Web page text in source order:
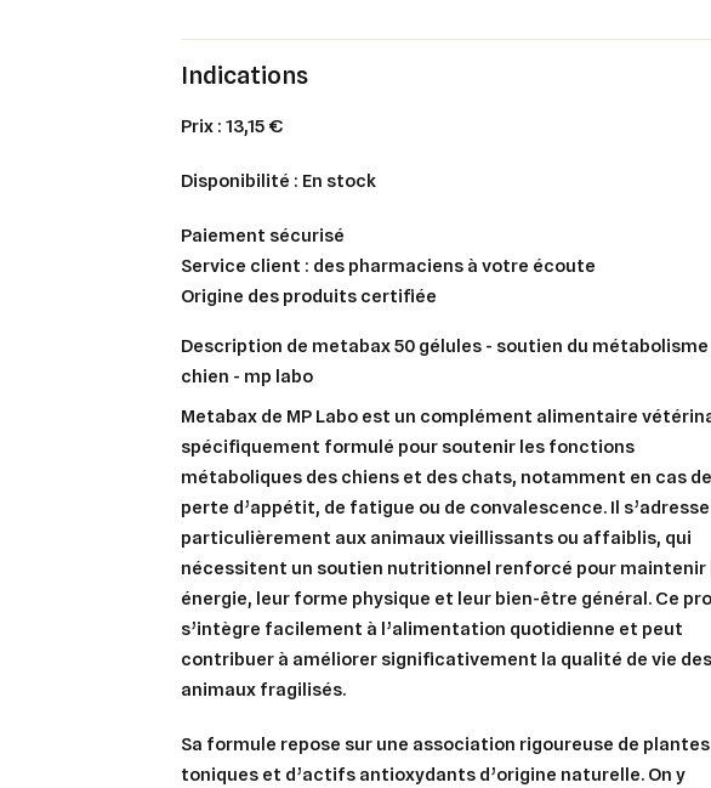
Indications
Prix : 13,15 €
Disponibilité : En stock
Paiement sécurisé
Service client : des pharmaciens à votre écoute
Origine des produits certifiée
description de metabax 50 gélules - soutien du métabolisme du
chien - mp labo
Metabax de MP Labo est un complément alimentaire
spécifiquement formulé pour soutenir les fonctions
métaboliques des chiens et des chats, notamment en cas de
perte d’appétit, de fatigue ou de convalescence. Il
particulièrement aux animaux vieillissants ou affaiblis, qui
nécessitent un soutien nutritionnel renforcé pour maintenir
énergie, leur forme physique et leur bien-être général. Ce
s’intègre facilement à l’alimentation quotidienne et peut
contribuer à améliorer significativement la qualité de vie des
animaux fragilisés.
Sa formule repose sur une association rigoureuse de plantes
toniques et d’actifs antioxydants d’origine naturelle. On y